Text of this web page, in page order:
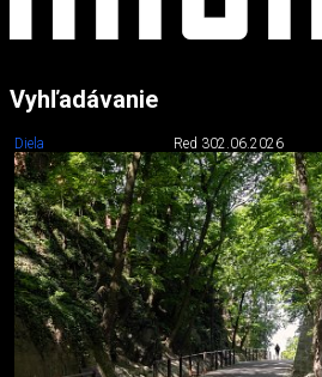
Vyhľadávanie
Diela Red 302.06.2026